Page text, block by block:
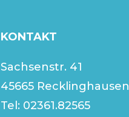
KONTAKT
Sachsenstr. 41
45665 Recklinghausen
Tel: 02361.82565